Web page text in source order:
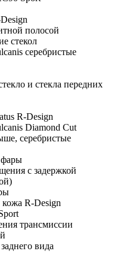
полосой
стекол
серебристые
и стекла передних
R-Design
Diamond Cut
серебристые
фары
с задержкой
кожа R-Design
трансмиссии
вида